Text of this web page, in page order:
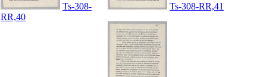
Ts-308-
RR,40
Ts-308-RR,41